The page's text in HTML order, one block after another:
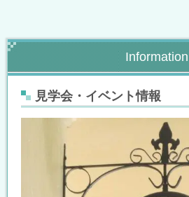
Information
見学会・イベント情報